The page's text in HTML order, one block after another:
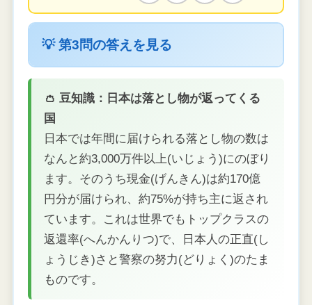
💡 第3問の答えを見る
👛 豆知識：日本は落とし物が返ってくる
国
日本では年間に届けられる落とし物の数は
なんと約3,000万件以上(いじょう)にのぼり
ます。そのうち現金(げんきん)は約170億
円分が届けられ、約75%が持ち主に返され
ています。これは世界でもトップクラスの
返還率(へんかんりつ)で、日本人の正直(し
ょうじき)さと警察の努力(どりょく)のたま
ものです。